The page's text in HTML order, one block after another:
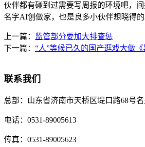
伙伴都有碰到过需要写周报的环境吧，
名字AI创做家，也是良多小伙伴想晓得的
上一篇：
监管部分要加大排查惩
下一篇： “人”等候已久的国产逛戏大做
联系我们
总部： 山东省济南市天桥区堤口路68号
电话： 0531-89005613
传真： 0531-89005623